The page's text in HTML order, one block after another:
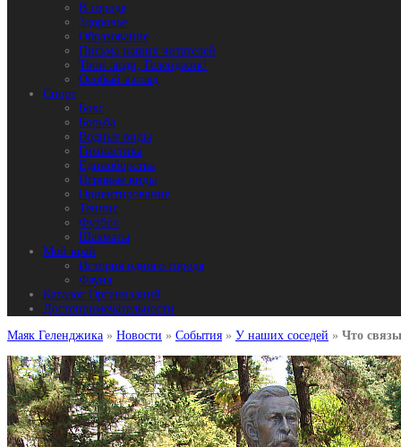
В городе
Здоровье
Образование
Письма наших читателей
Твои люди, Геленджик!
Особый взгляд
Спорт
Бокс
Борьба
Водные виды
Гимнастика
Единоборства
Игровые виды
Ориентирование
Теннис
Футбол
Шахматы
Мой край
История одного города
Фауна
Каталог Организаций
Достопримечательности
Маяк Геленджика » Новости » События » У наших соседей » Что